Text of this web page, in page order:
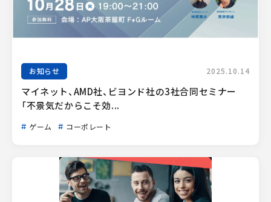
お知らせ 2025.10.14
マイネット、AMD社、ビヨンド社の3社合同セミナー
「不景気だからこそ効...
ゲーム コーポレート